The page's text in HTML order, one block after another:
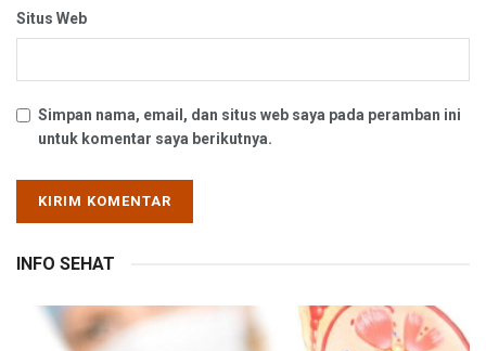
Situs Web
Simpan nama, email, dan situs web saya pada peramban ini
untuk komentar saya berikutnya.
INFO SEHAT